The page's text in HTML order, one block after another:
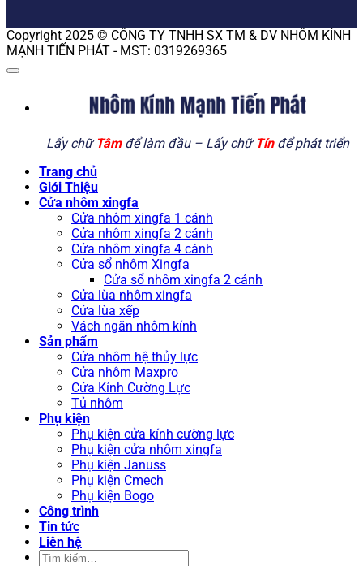
Copyright 2025 © CÔNG TY TNHH SX TM & DV NHÔM KÍNH
MẠNH TIẾN PHÁT - MST: 0319269365
Nhôm Kính Mạnh Tiến Phát
Lấy chữTâmđể làm đầu – Lấy chữTínđể phát triển
Trang chủ
Giới Thiệu
Cửa nhôm xingfa
Cửa nhôm xingfa 1 cánh
Cửa nhôm xingfa 2 cánh
Cửa nhôm xingfa 4 cánh
Cửa sổ nhôm Xingfa
Cửa sổ nhôm xingfa 2 cánh
Cửa lùa nhôm xingfa
Cửa lùa xếp
Vách ngăn nhôm kính
Sản phẩm
Cửa nhôm hệ thủy lực
Cửa nhôm Maxpro
Cửa Kính Cường Lực
Tủ nhôm
Phụ kiện
Phụ kiện cửa kính cường lực
Phụ kiện cửa nhôm xingfa
Phụ kiện Januss
Phụ kiện Cmech
Phụ kiện Bogo
Công trình
Tin tức
Liên hệ
Tìm